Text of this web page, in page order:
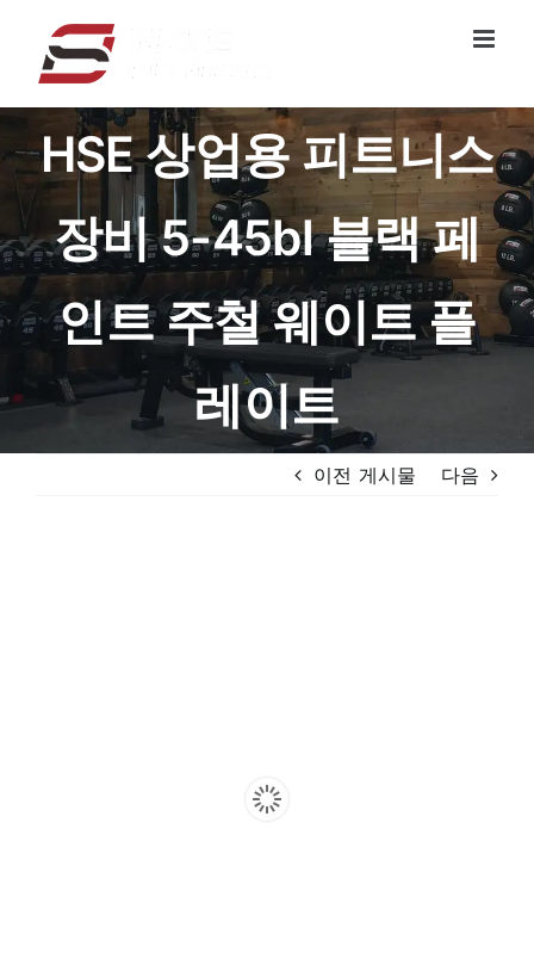
로
너
기
HSE 상업용 피트니스
장비 5-45bl 블랙 페
인트 주철 웨이트 플
레이트
이전 게시물 다음